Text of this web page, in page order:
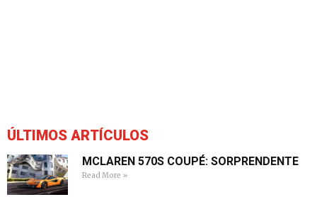
ÚLTIMOS ARTÍCULOS
MCLAREN 570S COUPÉ: SORPRENDENTE
Read More »